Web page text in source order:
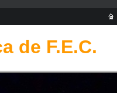
de F.E.C.